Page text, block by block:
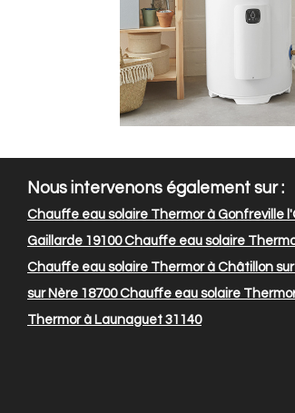
Nous intervenons également sur :
Chauffe eau solaire Thermor à Gonfreville
Gaillarde 19100Chauffe eau solaire
Chauffe eau solaire Thermor à Châtillon
sur Nère 18700Chauffe eau solaire
Thermor à Launaguet 31140